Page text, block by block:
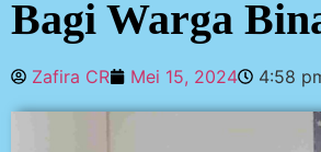
Bagi Warga
Zafira CR Mei 15, 2024 4:58